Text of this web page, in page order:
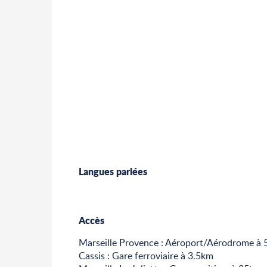
Langues parlées
Langues parlées
Accès
Accès
Marseille Provence : Aéroport/Aérodrome à
Cassis : Gare ferroviaire à 3.5km